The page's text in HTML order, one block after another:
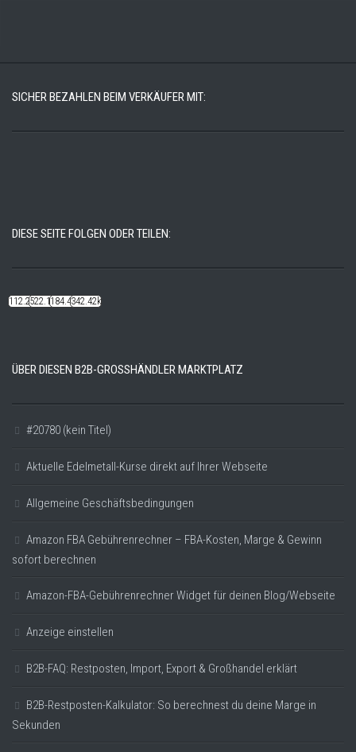
SICHER BEZAHLEN BEIM VERKÄUFER MIT:
DIESE SEITE FOLGEN ODER TEILEN:
112.22k522.14k184.48k342.42k
ÜBER DIESEN B2B-GROSSHÄNDLER MARKTPLATZ
#20780 (kein Titel)
Aktuelle Edelmetall-Kurse direkt auf Ihrer Webseite
Allgemeine Geschäftsbedingungen
Amazon FBA Gebührenrechner – FBA-Kosten, Marge & Gewinn
sofort berechnen
Amazon-FBA-Gebührenrechner Widget für deinen Blog/Webseite
Anzeige einstellen
B2B-FAQ: Restposten, Import, Export & Großhandel erklärt
B2B-Restposten-Kalkulator: So berechnest du deine Marge in
Sekunden